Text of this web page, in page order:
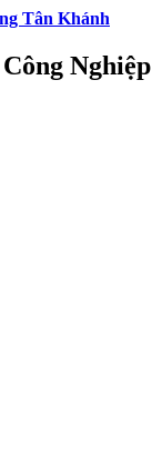
Tân Khánh
Nghiệp